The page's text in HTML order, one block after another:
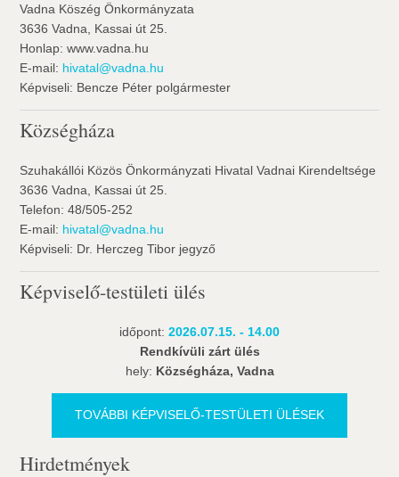
Vadna Köszég Önkormányzata
3636 Vadna, Kassai út 25.
Honlap: www.vadna.hu
E-mail: hivatal@vadna.hu
Képviseli: Bencze Péter polgármester
Községháza
Szuhakállói Közös Önkormányzati Hivatal Vadnai Kirendeltsége
3636 Vadna, Kassai út 25.
Telefon: 48/505-252
E-mail: hivatal@vadna.hu
Képviseli: Dr. Herczeg Tibor jegyző
Képviselő-testületi ülés
időpont: 2026.07.15. - 14.00
Rendkívüli zárt ülés
hely: Községháza, Vadna
TOVÁBBI KÉPVISELŐ-TESTÜLETI ÜLÉSEK
Hirdetmények